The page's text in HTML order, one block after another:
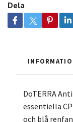
Dela
DoTERRA
essentiella
och blå